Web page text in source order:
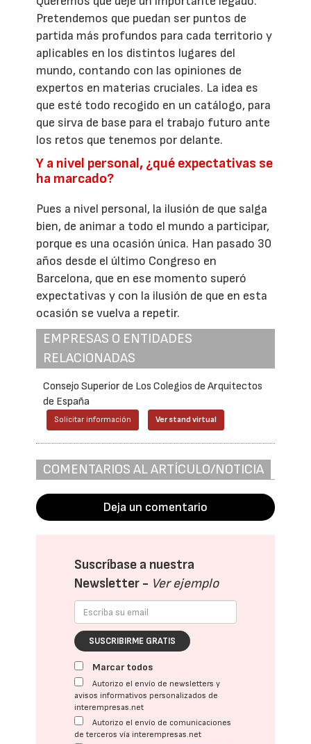
Pretendemos que puedan ser puntos de
partida más profundos para cada territorio y
aplicables en los distintos lugares del
mundo, contando con las opiniones de
expertos en materias cruciales. La idea es
que esté todo recogido en un catálogo, para
que sirva de base para el trabajo futuro ante
los retos que tenemos por delante.
Y a nivel personal, ¿qué expectativas se
ha marcado?
Pues a nivel personal, la ilusión de que salga
bien, de animar a todo el mundo a participar,
porque es una ocasión única. Han pasado 30
años desde el último Congreso en
Barcelona, que en ese momento superó
expectativas y con la ilusión de que en esta
ocasión se vuelva a repetir.
EMPRESAS O ENTIDADES
RELACIONADAS
Consejo Superior de Los Colegios de Arquitectos
de España
Solicitar información Ver stand virtual
COMENTARIOS AL ARTÍCULO/NOTICIA
Deja un comentario
Suscríbase a nuestra
Newsletter - Ver ejemplo
SUSCRIBIRME GRATIS
Marcar todos
Autorizo el envío de newsletters y
avisos informativos personalizados de
interempresas.net
Autorizo el envío de comunicaciones
de terceros vía interempresas.net